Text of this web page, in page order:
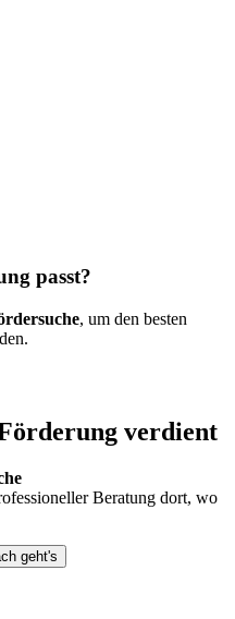
passt?
, um den besten
verdient
Beratung dort, wo
geht's